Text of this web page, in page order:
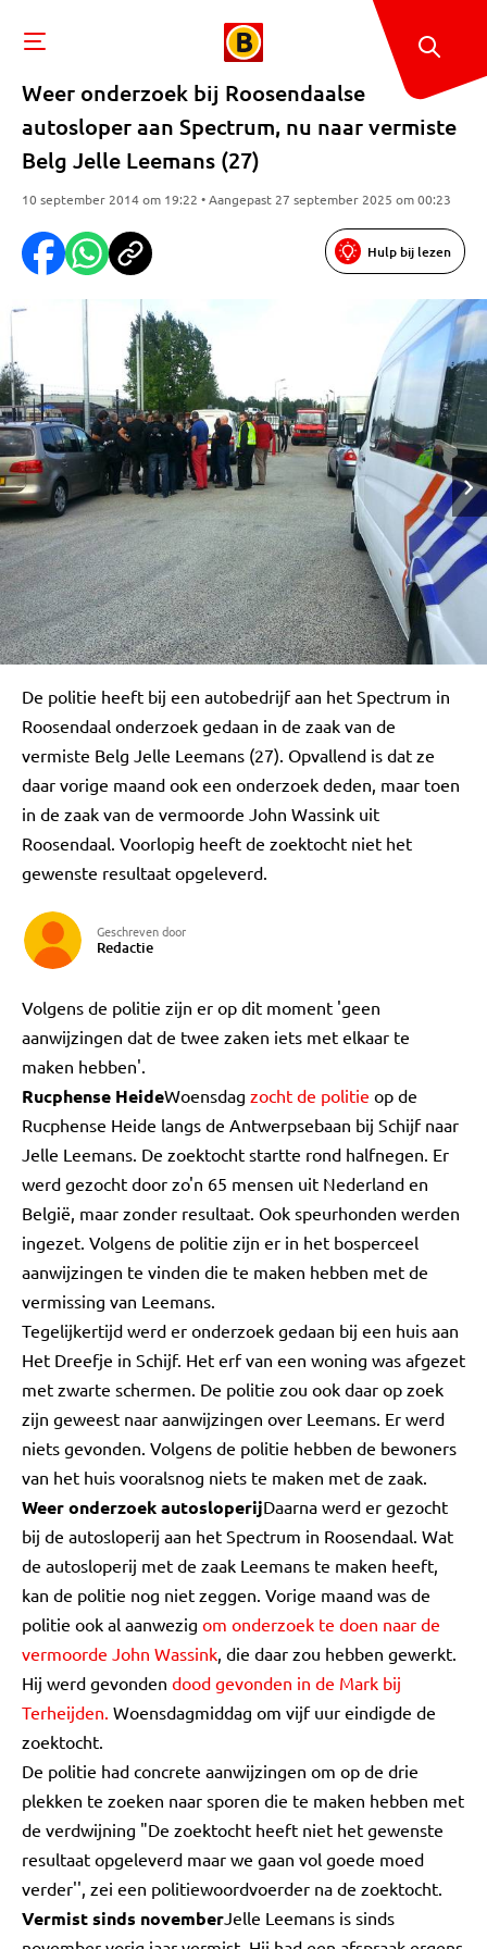
Weer onderzoek bij Roosendaalse
autosloper aan Spectrum, nu naar vermiste
Belg Jelle Leemans (27)
10 september 2014 om 19:22 • Aangepast 27 september 2025 om 00:23
Hulp bij lezen
De politie heeft bij een autobedrijf aan het Spectrum in
Roosendaal onderzoek gedaan in de zaak van de
vermiste Belg Jelle Leemans (27). Opvallend is dat ze
daar vorige maand ook een onderzoek deden, maar toen
in de zaak van de vermoorde John Wassink uit
Roosendaal. Voorlopig heeft de zoektocht niet het
gewenste resultaat opgeleverd.
Geschreven door
Redactie
Volgens de politie zijn er op dit moment 'geen
aanwijzingen dat de twee zaken iets met elkaar te
maken hebben'.
Rucphense HeideWoensdag zocht de politie op de
Rucphense Heide langs de Antwerpsebaan bij Schijf naar
Jelle Leemans. De zoektocht startte rond halfnegen. Er
werd gezocht door zo'n 65 mensen uit Nederland en
België, maar zonder resultaat. Ook speurhonden werden
ingezet. Volgens de politie zijn er in het bosperceel
aanwijzingen te vinden die te maken hebben met de
vermissing van Leemans.
Tegelijkertijd werd er onderzoek gedaan bij een huis aan
Het Dreefje in Schijf. Het erf van een woning was afgezet
met zwarte schermen. De politie zou ook daar op zoek
zijn geweest naar aanwijzingen over Leemans. Er werd
niets gevonden. Volgens de politie hebben de bewoners
van het huis vooralsnog niets te maken met de zaak.
Weer onderzoek autosloperijDaarna werd er gezocht
bij de autosloperij aan het Spectrum in Roosendaal. Wat
de autosloperij met de zaak Leemans te maken heeft,
kan de politie nog niet zeggen. Vorige maand was de
politie ook al aanwezig om onderzoek te doen naar de
vermoorde John Wassink, die daar zou hebben gewerkt.
Hij werd gevonden dood gevonden in de Mark bij
Terheijden. Woensdagmiddag om vijf uur eindigde de
zoektocht.
De politie had concrete aanwijzingen om op de drie
plekken te zoeken naar sporen die te maken hebben met
de verdwijning "De zoektocht heeft niet het gewenste
resultaat opgeleverd maar we gaan vol goede moed
verder'', zei een politiewoordvoerder na de zoektocht.
Vermist sinds novemberJelle Leemans is sinds